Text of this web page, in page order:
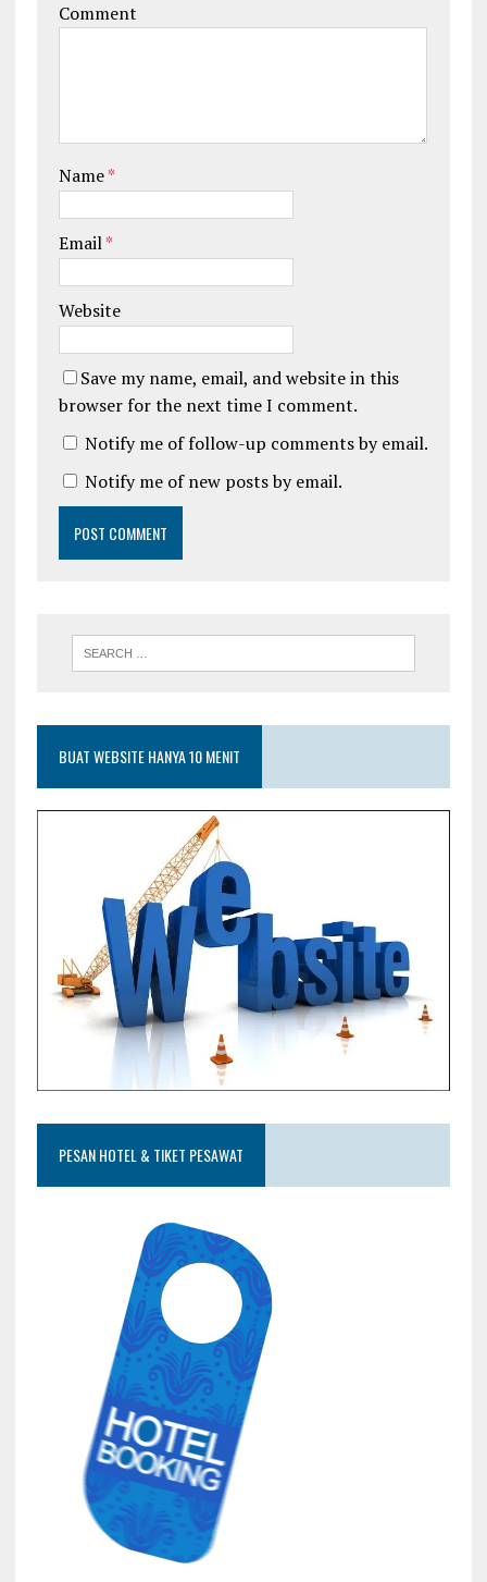
Comment
Name*
Email*
Website
Save my name, email, and website in this
browser for the next time I comment.
Notify me of follow-up comments by email.
Notify me of new posts by email.
BUAT WEBSITE HANYA 10 MENIT
PESAN HOTEL & TIKET PESAWAT